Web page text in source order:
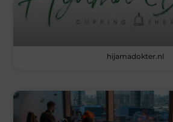
hijamadokter.nl